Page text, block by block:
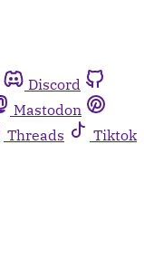
Discord
Mastodon
Threads
Tiktok